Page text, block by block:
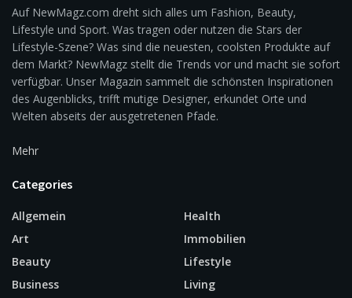
Auf NewMagz.com dreht sich alles um Fashion, Beauty,
Lifestyle und Sport. Was tragen oder nutzen die Stars der
Lifestyle-Szene? Was sind die neuesten, coolsten Produkte auf
dem Markt? NewMagz stellt die Trends vor und macht sie sofort
verfügbar. Unser Magazin sammelt die schönsten Inspirationen
des Augenblicks, trifft mutige Designer, erkundet Orte und
Welten abseits der ausgetretenen Pfade.
Mehr
Categories
Allgemein
Art
Beauty
Business
Health
Immobilien
Lifestyle
Living